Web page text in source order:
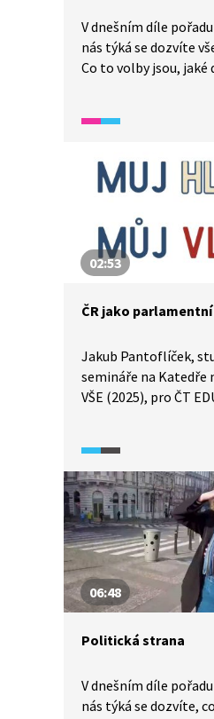
V dnešním díle
nás týká se dozvíte
Co to volby jsou, jaké
koho máme volit? I to
02:53
ČR jako
Jakub Pantoflíček,
semináře na
VŠE (2025), pro ČT
moci mezi jednotlivé
Přibližuje roli
dvou komor,
vlády i to, jak probíhá
slouží legislativní
Zdůrazňuje, že právě
rozhodují o tom, kdo
zákony, které
06:48
Politická strana
V dnešním díle
nás týká se dozvíte,